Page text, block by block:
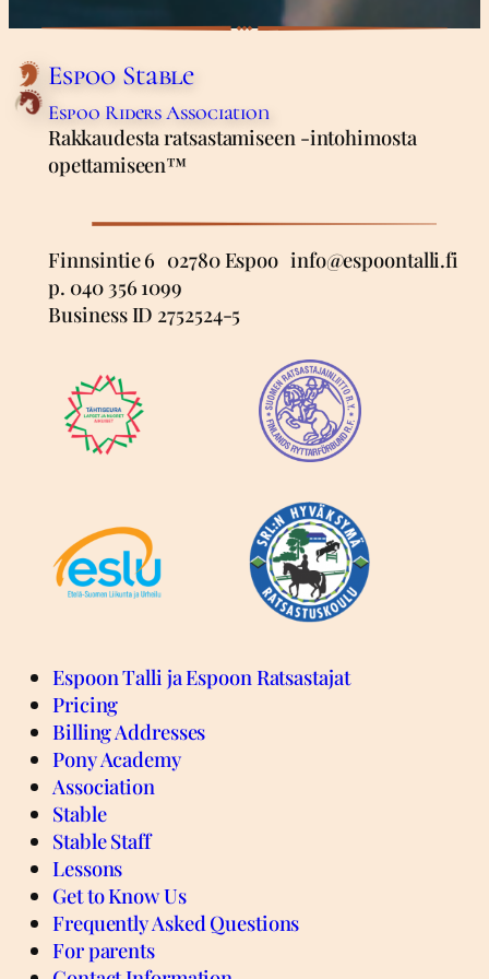
Espoo Stable
Espoo Riders Association
Rakkaudesta ratsastamiseen -intohimosta
opettamiseen™
Finnsintie 6 02780 Espoo info@espoontalli.fi
p. 040 356 1099
Business ID 2752524-5
Espoon Talli ja Espoon Ratsastajat
Pricing
Billing Addresses
Pony Academy
Association
Stable
Stable Staff
Lessons
Get to Know Us
Frequently Asked Questions
For parents